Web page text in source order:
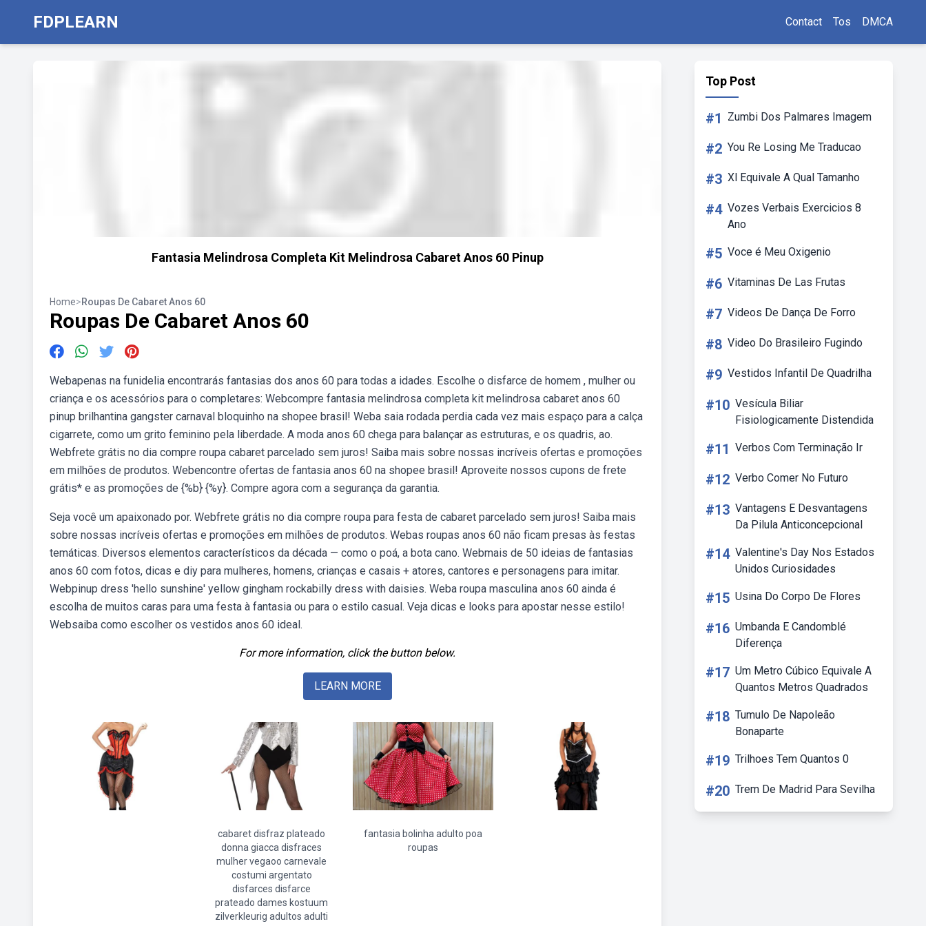
FDPLEARN Contact Tos DMCA
Fantasia Melindrosa Completa Kit Melindrosa Cabaret Anos 60 Pinup
Home>Roupas De Cabaret Anos 60
Roupas De Cabaret Anos 60
Webapenas na funidelia encontrarás fantasias dos anos 60 para todas a idades. Escolhe o disfarce de homem , mulher ou
criança e os acessórios para o completares: Webcompre fantasia melindrosa completa kit melindrosa cabaret anos 60
pinup brilhantina gangster carnaval bloquinho na shopee brasil! Weba saia rodada perdia cada vez mais espaço para a calça
cigarrete, como um grito feminino pela liberdade. A moda anos 60 chega para balançar as estruturas, e os quadris, ao.
Webfrete grátis no dia compre roupa cabaret parcelado sem juros! Saiba mais sobre nossas incríveis ofertas e promoções
em milhões de produtos. Webencontre ofertas de fantasia anos 60 na shopee brasil! Aproveite nossos cupons de frete
grátis* e as promoções de {%b} {%y}. Compre agora com a segurança da garantia.
Seja você um apaixonado por. Webfrete grátis no dia compre roupa para festa de cabaret parcelado sem juros! Saiba mais
sobre nossas incríveis ofertas e promoções em milhões de produtos. Webas roupas anos 60 não ficam presas às festas
temáticas. Diversos elementos característicos da década — como o poá, a bota cano. Webmais de 50 ideias de fantasias
anos 60 com fotos, dicas e diy para mulheres, homens, crianças e casais + atores, cantores e personagens para imitar.
Webpinup dress 'hello sunshine' yellow gingham rockabilly dress with daisies. Weba roupa masculina anos 60 ainda é
escolha de muitos caras para uma festa à fantasia ou para o estilo casual. Veja dicas e looks para apostar nesse estilo!
Websaiba como escolher os vestidos anos 60 ideal.
For more information, click the button below.
LEARN MORE
cabaret disfraz plateado
donna giacca disfraces
mulher vegaoo carnevale
costumi argentato
disfarces disfarce
prateado dames kostuum
zilverkleurig adultos adulti
fantasia bolinha adulto poa
roupas
Top Post
#1 Zumbi Dos Palmares Imagem
#2 You Re Losing Me Traducao
#3 Xl Equivale A Qual Tamanho
#4 Vozes Verbais Exercicios 8
Ano
#5 Voce é Meu Oxigenio
#6 Vitaminas De Las Frutas
#7 Videos De Dança De Forro
#8 Video Do Brasileiro Fugindo
#9 Vestidos Infantil De Quadrilha
#10 Vesícula Biliar
Fisiologicamente Distendida
#11 Verbos Com Terminação Ir
#12 Verbo Comer No Futuro
#13 Vantagens E Desvantagens
Da Pilula Anticoncepcional
#14 Valentine's Day Nos Estados
Unidos Curiosidades
#15 Usina Do Corpo De Flores
#16 Umbanda E Candomblé
Diferença
#17 Um Metro Cúbico Equivale A
Quantos Metros Quadrados
#18 Tumulo De Napoleão
Bonaparte
#19 Trilhoes Tem Quantos 0
#20 Trem De Madrid Para Sevilha